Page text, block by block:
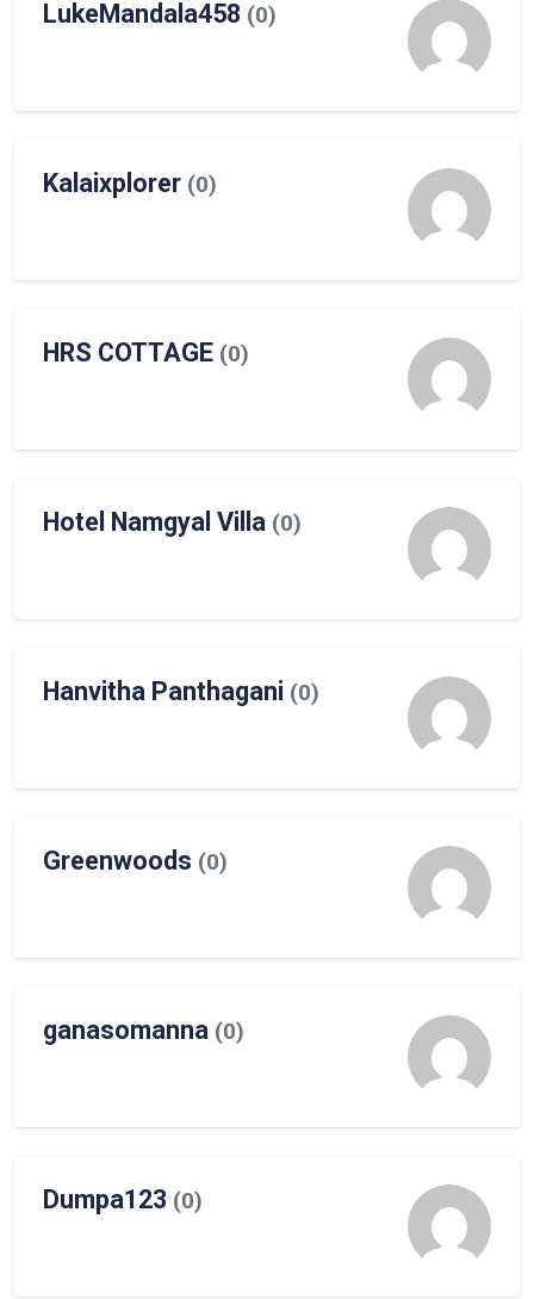
LukeMandala458 (0)
Kalaixplorer (0)
HRS COTTAGE (0)
Hotel Namgyal Villa (0)
Hanvitha Panthagani (0)
Greenwoods (0)
ganasomanna (0)
Dumpa123 (0)